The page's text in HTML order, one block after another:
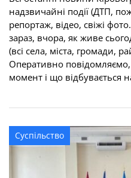
надзвичайні події (ДТП,
репортаж, відео, свіжі
зараз, вчора, як живе
(всі села, міста, громади,
Оперативно
момент і що відбувається
Суспільство